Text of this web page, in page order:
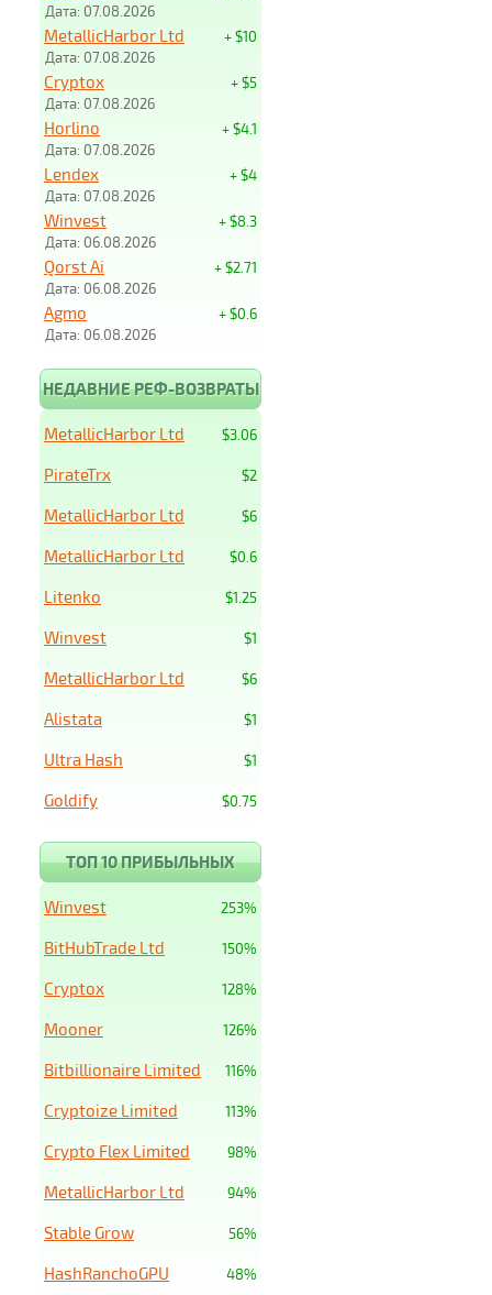
Дата: 07.08.2026
+ $10
MetallicHarbor Ltd
Дата: 07.08.2026
+ $5
Cryptox
Дата: 07.08.2026
+ $4.1
Horlino
Дата: 07.08.2026
+ $4
Lendex
Дата: 07.08.2026
+ $8.3
Winvest
Дата: 06.08.2026
+ $2.71
Qorst Ai
Дата: 06.08.2026
+ $0.6
Agmo
Дата: 06.08.2026
НЕДАВНИЕ РЕФ-ВОЗВРАТЫ
$3.06
MetallicHarbor Ltd
$2
PirateTrx
$6
MetallicHarbor Ltd
$0.6
MetallicHarbor Ltd
$1.25
Litenko
$1
Winvest
$6
MetallicHarbor Ltd
$1
Alistata
$1
Ultra Hash
$0.75
Goldify
ТОП 10 ПРИБЫЛЬНЫХ
253%
Winvest
150%
BitHubTrade Ltd
128%
Cryptox
126%
Mooner
116%
Bitbillionaire Limited
113%
Cryptoize Limited
98%
Crypto Flex Limited
94%
MetallicHarbor Ltd
56%
Stable Grow
48%
HashRanchoGPU